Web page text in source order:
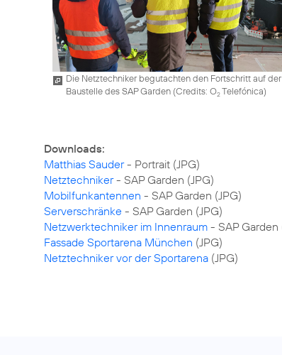
Die Netztechniker begutachten den Fortschritt auf der
Baustelle des SAP Garden (Credits: O2Telefónica)
Downloads:
Matthias Sauder
Netztechniker
Mobilfunkantennen
Serverschränke
Netzwerktechniker im Innenraum
Fassade Sportarena München
Netztechniker vor der Sportarena (JPG)